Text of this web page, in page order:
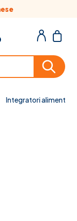
Integratori alimentari